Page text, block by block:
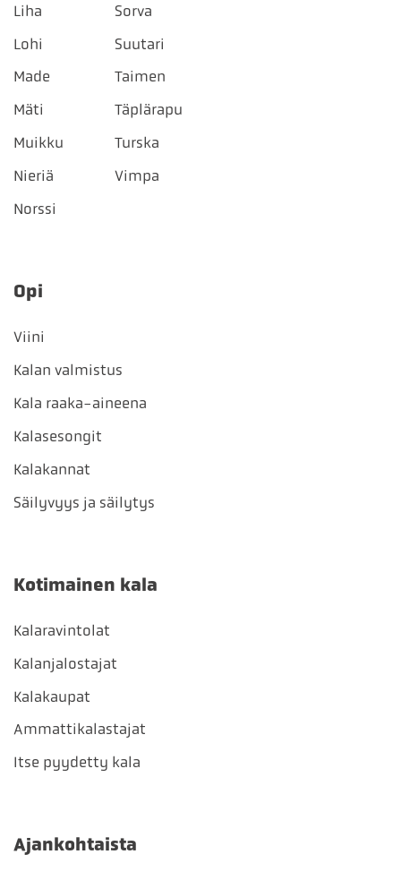
Liha
Lohi
Made
Mäti
Muikku
Nieriä
Norssi
Sorva
Suutari
Taimen
Täplärapu
Turska
Vimpa
Opi
Viini
Kalan valmistus
Kala raaka-aineena
Kalasesongit
Kalakannat
Säilyvyys ja säilytys
Kotimainen kala
Kalaravintolat
Kalanjalostajat
Kalakaupat
Ammattikalastajat
Itse pyydetty kala
Ajankohtaista